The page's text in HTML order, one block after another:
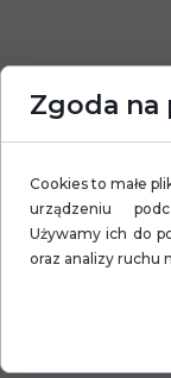
Zgoda na
Cookies to małe
urządzeniu
Używamy ich do
oraz analizy ruchu